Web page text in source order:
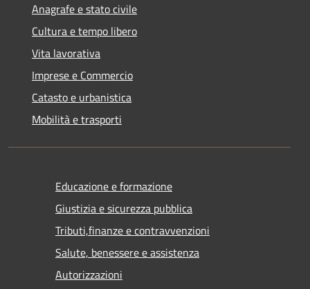
Anagrafe e stato civile
Cultura e tempo libero
Vita lavorativa
Imprese e Commercio
Catasto e urbanistica
Mobilità e trasporti
Educazione e formazione
Giustizia e sicurezza pubblica
Tributi,finanze e contravvenzioni
Salute, benessere e assistenza
Autorizzazioni